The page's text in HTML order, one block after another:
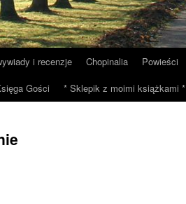
i recenzje Chopinalia Powieści
Gości * Sklepik z moimi książkami *